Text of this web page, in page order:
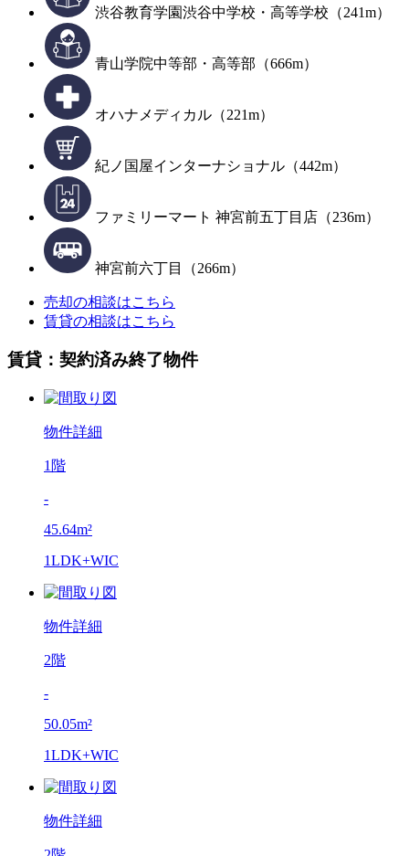
渋谷教育学園渋谷中学校・高等学校（241m）
青山学院中等部・高等部（666m）
オハナメディカル（221m）
紀ノ国屋インターナショナル（442m）
ファミリーマート 神宮前五丁目店（236m）
神宮前六丁目（266m）
売却の相談はこちら
賃貸の相談はこちら
賃貸：契約済み終了物件
物件詳細
1階
-
45.64m²
1LDK+WIC
物件詳細
2階
-
50.05m²
1LDK+WIC
物件詳細